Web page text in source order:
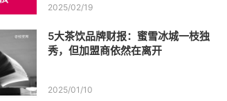
2025/02/19
5大茶饮品牌财报：蜜雪冰城一枝独
秀，但加盟商依然在离开
2025/01/10